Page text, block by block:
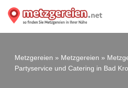
Zum
Metzgereien » Metzgereien »
Partyservice und Catering in Bad